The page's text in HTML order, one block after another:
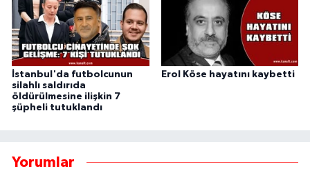
İstanbul'da futbolcunun
silahlı saldırıda
öldürülmesine ilişkin 7
şüpheli tutuklandı
Erol Köse hayatını kaybetti
Yorumlar